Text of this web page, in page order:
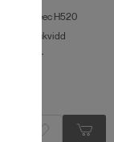
för Yuneec H520
längre räckvidd